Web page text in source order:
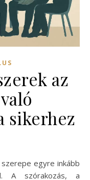
az
sikerhez
A szórakozás, a